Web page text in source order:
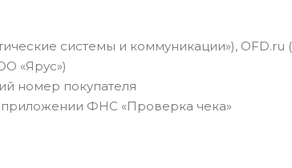
системы и коммуникации»),
«Ярус»)
номер покупателя
приложении ФНС «Проверка чека»